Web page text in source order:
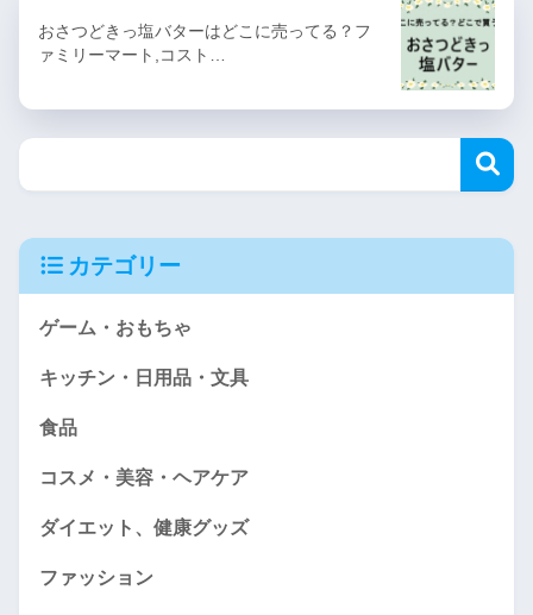
おさつどきっ塩バターはどこに売ってる？フ
ァミリーマート,コスト…
カテゴリー
ゲーム・おもちゃ
キッチン・日用品・文具
食品
コスメ・美容・ヘアケア
ダイエット、健康グッズ
ファッション